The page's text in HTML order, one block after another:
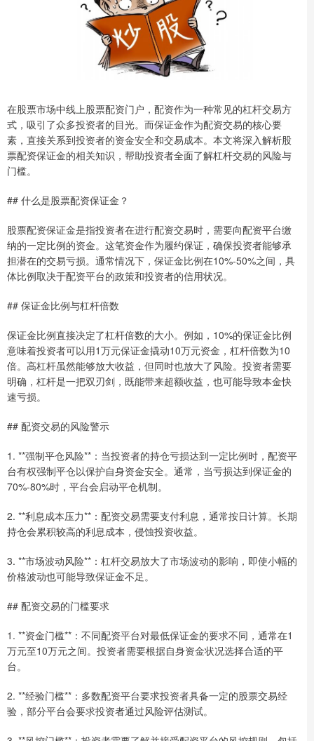
在股票市场中线上股票配资门户，配资作为一种常见的杠杆交易方
式，吸引了众多投资者的目光。而保证金作为配资交易的核心要
素，直接关系到投资者的资金安全和交易成本。本文将深入解析股
票配资保证金的相关知识，帮助投资者全面了解杠杆交易的风险与
门槛。
## 什么是股票配资保证金？
股票配资保证金是指投资者在进行配资交易时，需要向配资平台缴
纳的一定比例的资金。这笔资金作为履约保证，确保投资者能够承
担潜在的交易亏损。通常情况下，保证金比例在10%-50%之间，具
体比例取决于配资平台的政策和投资者的信用状况。
## 保证金比例与杠杆倍数
保证金比例直接决定了杠杆倍数的大小。例如，10%的保证金比例
意味着投资者可以用1万元保证金撬动10万元资金，杠杆倍数为10
倍。高杠杆虽然能够放大收益，但同时也放大了风险。投资者需要
明确，杠杆是一把双刃剑，既能带来超额收益，也可能导致本金快
速亏损。
## 配资交易的风险警示
1. **强制平仓风险**：当投资者的持仓亏损达到一定比例时，配资平
台有权强制平仓以保护自身资金安全。通常，当亏损达到保证金的
70%-80%时，平台会启动平仓机制。
2. **利息成本压力**：配资交易需要支付利息，通常按日计算。长期
持仓会累积较高的利息成本，侵蚀投资收益。
3. **市场波动风险**：杠杆交易放大了市场波动的影响，即使小幅的
价格波动也可能导致保证金不足。
## 配资交易的门槛要求
1. **资金门槛**：不同配资平台对最低保证金的要求不同，通常在1
万元至10万元之间。投资者需要根据自身资金状况选择合适的平
台。
2. **经验门槛**：多数配资平台要求投资者具备一定的股票交易经
验，部分平台会要求投资者通过风险评估测试。